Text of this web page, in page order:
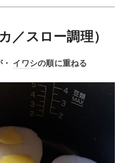
／スロー調理）
イワシの順に重ねる